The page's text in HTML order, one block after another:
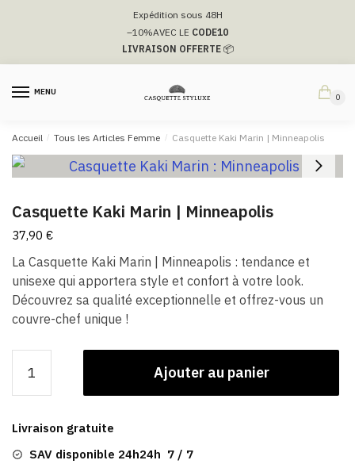
navigation
Expédition sous 48H
–10%AVEC LE CODE10
LIVRAISON OFFERTE📦
MENU
0
Accueil / Tous les Articles Femme / Casquette Kaki Marin | Minneapolis
Casquette Kaki Marin | Minneapolis
37,90 €
La Casquette Kaki Marin | Minneapolis : tendance et
unisexe qui apportera style et confort à votre look.
Découvrez sa qualité exceptionnelle et offrez-vous un
couvre-chef unique !
Casquette
Marin
|
Ajouter au panier
Livraison gratuite
SAV disponible 24h24h 7 / 7